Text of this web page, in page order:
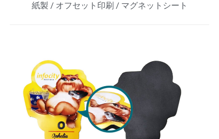
紙製 / オフセット印刷 / マグネットシート